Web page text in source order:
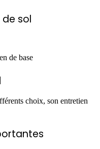
sol
de base
choix, son entretien